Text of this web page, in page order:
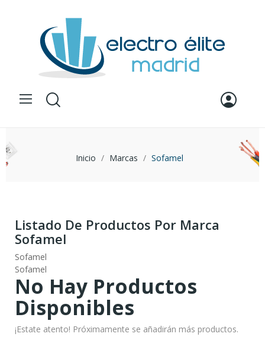
Inicio Marcas Sofamel
Listado De Productos Por Marca
Sofamel
Sofamel
Sofamel
No Hay Productos
Disponibles
¡Estate atento! Próximamente se añadirán más productos.